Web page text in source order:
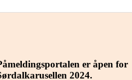
er åpen for
2024.